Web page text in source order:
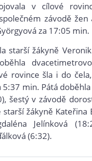
v cílové
závodě
za 17:05 min.
starší žákyně
rovince šla i do
min. Pátá
šestý v závodě
starší žákyně Kateřina
Jelínková
(6:32).